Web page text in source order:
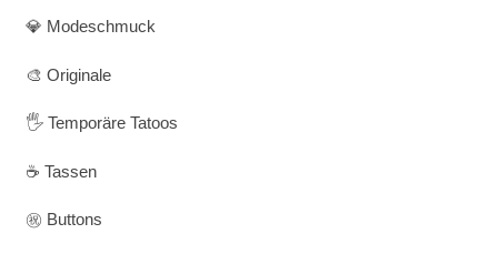
💎 Modeschmuck
🎨 Originale
🖐️ Temporäre Tatoos
☕ Tassen
㊗️ Buttons